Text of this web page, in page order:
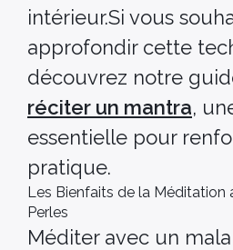
intérieur.Si vous
approfondir cette
découvrez notre
réciter un mantra,
essentielle pour
pratique.
Les Bienfaits de la Méditation
Perles
Méditer avec un